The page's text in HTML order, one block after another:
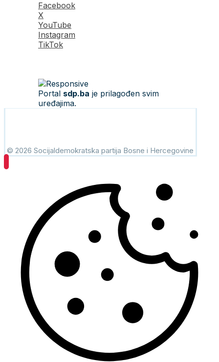
Facebook
X
YouTube
Instagram
TikTok
Portal sdp.ba je prilagođen svim
uređajima.
© 2026 Socijaldemokratska partija Bosne i Hercegovine